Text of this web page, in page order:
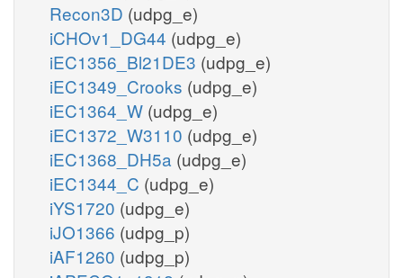
Recon3D (udpg_e)
iCHOv1_DG44 (udpg_e)
iEC1356_Bl21DE3 (udpg_e)
iEC1349_Crooks (udpg_e)
iEC1364_W (udpg_e)
iEC1372_W3110 (udpg_e)
iEC1368_DH5a (udpg_e)
iEC1344_C (udpg_e)
iYS1720 (udpg_e)
iJO1366 (udpg_p)
iAF1260 (udpg_p)